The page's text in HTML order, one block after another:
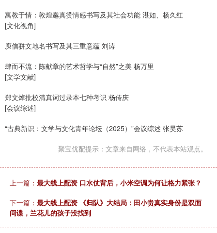
寓教于情：敦煌邈真赞情感书写及其社会功能 湛如、杨久红
[文化视角]
庾信骈文地名书写及其三重意蕴 刘涛
肆而不流：陈献章的艺术哲学与“自然”之美 杨万里
[文学文献]
郑文焯批校清真词过录本七种考识 杨传庆
[会议综述]
“古典新识：文学与文化青年论坛（2025）”会议综述 张昊苏
聚宝优配提示：文章来自网络，不代表本站观点。
上一篇： 最大线上配资 口水仗背后，小米空调为何让格力紧张？
下一篇： 最大线上配资 《归队》大结局：田小贵真实身份是双面
间谍，兰花儿的孩子没找到